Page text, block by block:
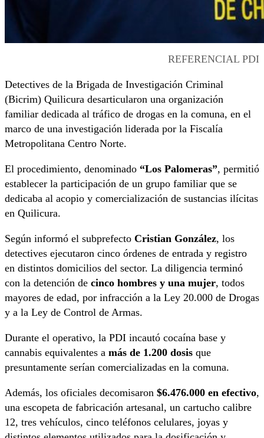
REFERENCIAL PDI
Detectives de la Brigada de Investigación Criminal
(Bicrim) Quilicura desarticularon una organización
familiar dedicada al tráfico de drogas en la comuna, en el
marco de una investigación liderada por la Fiscalía
Metropolitana Centro Norte.
El procedimiento, denominado “Los Palomeras”, permitió
establecer la participación de un grupo familiar que se
dedicaba al acopio y comercialización de sustancias ilícitas
en Quilicura.
Según informó el subprefecto Cristian González, los
detectives ejecutaron cinco órdenes de entrada y registro
en distintos domicilios del sector. La diligencia terminó
con la detención de cinco hombres y una mujer, todos
mayores de edad, por infracción a la Ley 20.000 de Drogas
y a la Ley de Control de Armas.
Durante el operativo, la PDI incautó cocaína base y
cannabis equivalentes a más de 1.200 dosis que
presuntamente serían comercializadas en la comuna.
Además, los oficiales decomisaron $6.476.000 en efectivo,
una escopeta de fabricación artesanal, un cartucho calibre
12, tres vehículos, cinco teléfonos celulares, joyas y